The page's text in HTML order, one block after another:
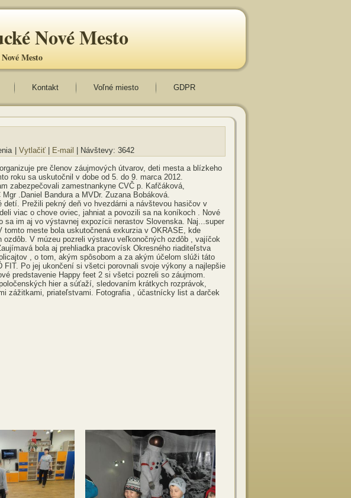
Nové Mesto
Mesto
Kontakt Voľné miesto GDPR
Vytlačiť E-mail
| Návštevy: 3642
pre členov záujmových útvarov, deti mesta a blízkeho
roku sa uskutočnil v dobe od 5. do 9. marca 2012.
zabezpečovali zamestnankyne CVČ p. Kafčáková,
.Daniel Bandura a MVDr. Zuzana Bobáková.
Prežili pekný deň vo hvezdárni a návštevou hasičov v
viac o chove oviec, jahniat a povozili sa na koníkoch . Nové
im aj vo výstavnej expozícii nerastov Slovenska. Naj...super
tomto meste bola uskutočnená exkurzia v OKRASE, kde
V múzeu pozreli výstavu veľkonočných ozdôb , vajíčok
bola aj prehliadka pracovísk Okresného riaditeľstva
, o tom, akým spôsobom a za akým účelom slúži táto
Po jej ukončení si všetci porovnali svoje výkony a najlepšie
predstavenie Happy feet 2 si všetci pozreli so záujmom.
hier a súťaží, sledovaním krátkych rozprávok,
zážitkami, priateľstvami. Fotografia , účastnícky list a darček